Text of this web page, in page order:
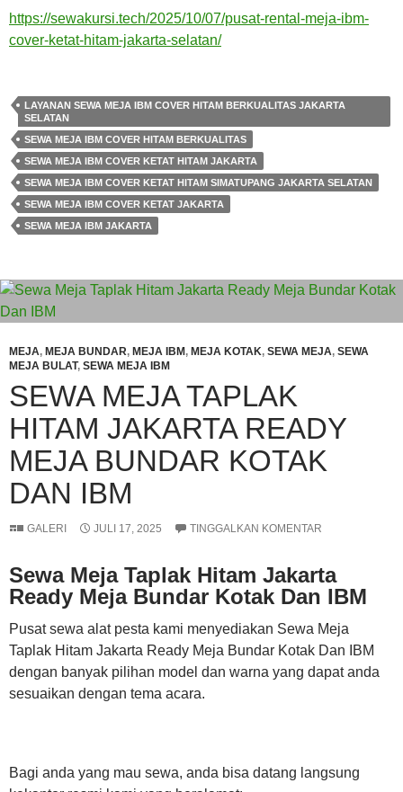
https://sewakursi.tech/2025/10/07/pusat-rental-meja-ibm-
cover-ketat-hitam-jakarta-selatan/
LAYANAN SEWA MEJA IBM COVER HITAM BERKUALITAS JAKARTA
SELATAN
SEWA MEJA IBM COVER HITAM BERKUALITAS
SEWA MEJA IBM COVER KETAT HITAM JAKARTA
SEWA MEJA IBM COVER KETAT HITAM SIMATUPANG JAKARTA SELATAN
SEWA MEJA IBM COVER KETAT JAKARTA
SEWA MEJA IBM JAKARTA
MEJA, MEJA BUNDAR, MEJA IBM , MEJA KOTAK, SEWA MEJA, SEWA
MEJA BULAT, SEWA MEJA IBM
SEWA MEJA TAPLAK
HITAM JAKARTA READY
MEJA BUNDAR KOTAK
DAN IBM
GALERI JULI 17, 2025 TINGGALKAN KOMENTAR
Sewa Meja Taplak Hitam Jakarta
Ready Meja Bundar Kotak Dan IBM
Pusat sewa alat pesta kami menyediakan Sewa Meja
Taplak Hitam Jakarta Ready Meja Bundar Kotak Dan IBM
dengan banyak pilihan model dan warna yang dapat anda
sesuaikan dengan tema acara.
Bagi anda yang mau sewa, anda bisa datang langsung